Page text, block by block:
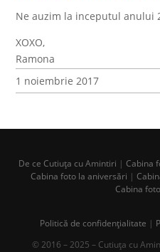
Ne auzim la inceputul anului
XOXO,
Ramona
1 noiembrie 2017
De ce Cutiuța cu Amintiri | Cabina
Cabina foto la aniversări |
Cabina
Politică de confidențialitate |
© 2016 – 2025 – Cutiuța cu